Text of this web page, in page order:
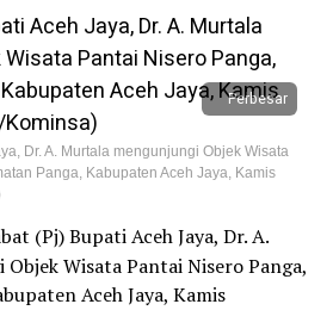
Perbesar
Dr. A. Murtala mengunjungi Objek Wisata
Panga, Kabupaten Aceh Jaya, Kamis
(Pj) Bupati Aceh Jaya, Dr. A.
Wisata Pantai Nisero Panga,
Aceh Jaya, Kamis